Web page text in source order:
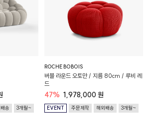
송 3개월~
ROCHE BOBOIS
버블 라운드 오토만 / 지름 80cm / 루비 레
드
47% 1,978,000 원
EVENT 주문제작 해외배송 3개월~